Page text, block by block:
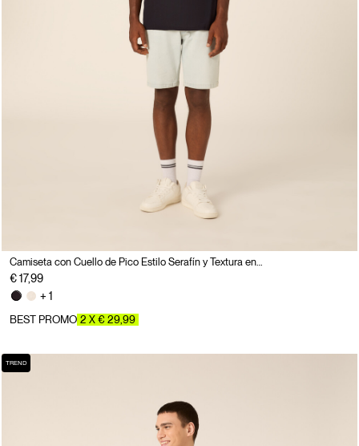
Camiseta con Cuello de Pico Estilo Serafín y Textura en Relieve
€ 17,99
+ 1
BEST PROMO 2 X € 29,99
TREND